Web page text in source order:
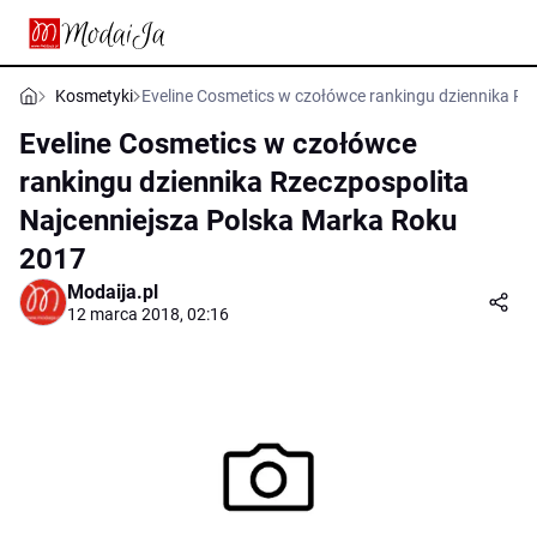
Kosmetyki Eveline Cosmetics w czołówce rankingu dziennika
Eveline Cosmetics w czołówce
rankingu dziennika Rzeczpospolita
Najcenniejsza Polska Marka Roku
2017
Modaija.pl
12 marca 2018, 02:16